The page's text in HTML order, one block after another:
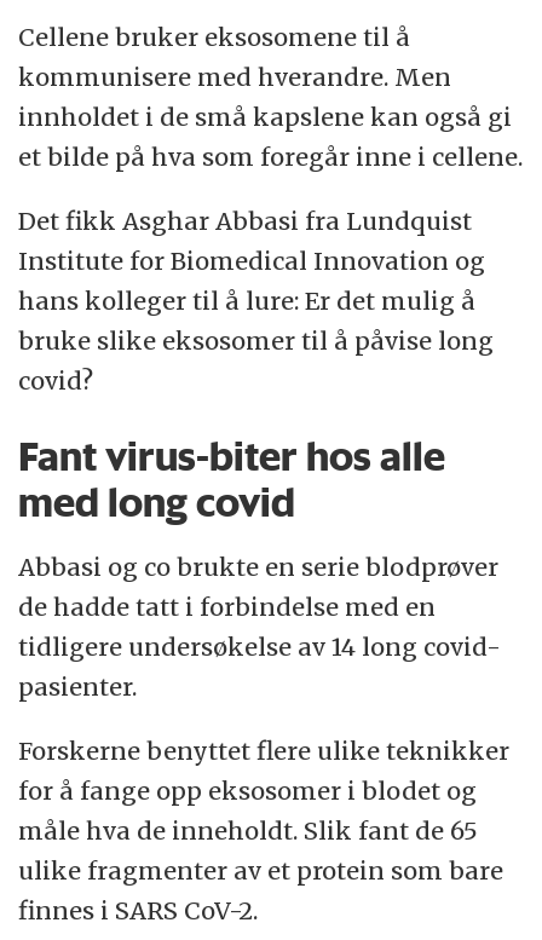
Cellene bruker eksosomene til å
kommunisere med hverandre. Men
innholdet i de små kapslene kan også gi
et bilde på hva som foregår inne i cellene.
Det fikk Asghar Abbasi fra Lundquist
Institute for Biomedical Innovation og
hans kolleger til å lure: Er det mulig å
bruke slike eksosomer til å påvise long
covid?
Fant virus-biter hos alle
med long covid
Abbasi og co brukte en serie blodprøver
de hadde tatt i forbindelse med en
tidligere undersøkelse av 14 long covid-
pasienter.
Forskerne benyttet flere ulike teknikker
for å fange opp eksosomer i blodet og
måle hva de inneholdt. Slik fant de 65
ulike fragmenter av et protein som bare
finnes i SARS CoV-2.